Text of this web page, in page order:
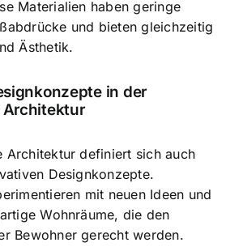
Materialien haben geringe
und bieten gleichzeitig
Ästhetik.
in der
Architektur
Architektur definiert sich auch
Designkonzepte.
mit neuen Ideen und
Wohnräume, die den
Bewohner gerecht werden.